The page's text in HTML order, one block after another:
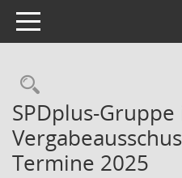
Toggle navigation
SPDplus-Gruppe
Termine 2025